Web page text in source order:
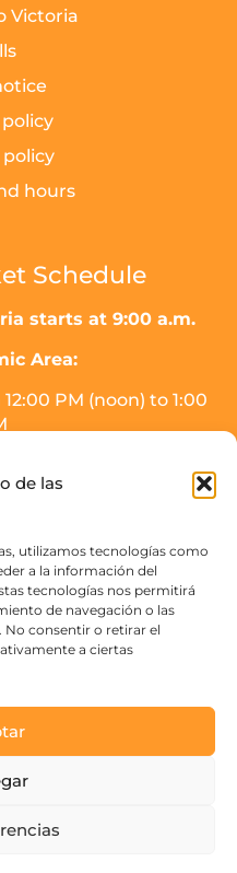
de las
utilizamos tecnologías como
a la información del
tecnologías nos permitirá
de navegación o las
No consentir o retirar el
a ciertas
Victoria
policy
hours
Schedule
starts at 9:00 a.m.
Area:
PM (noon) to 1:00
day before holidays:
to 2:00 AM.
half an hour before
Mercado):
16:00 PM - 3:00 AM.
day before holidays:
to 4:00 AM
España